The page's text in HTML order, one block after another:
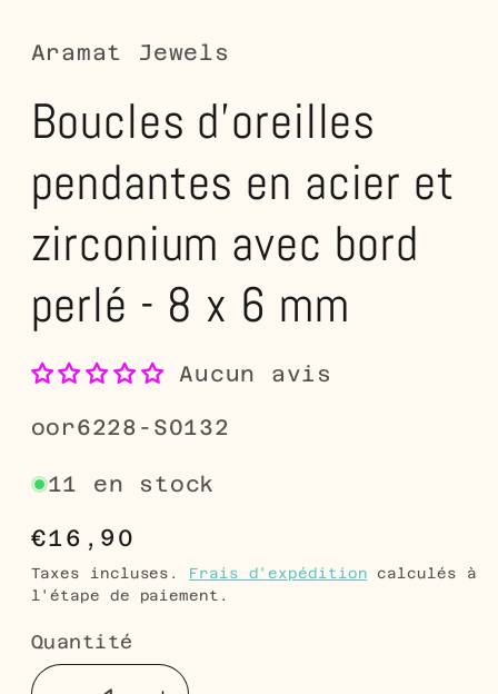
fenêtre
modale
Aramat Jewels
Boucles d'oreilles
pendantes en acier et
zirconium avec bord
perlé - 8 x 6 mm
Aucun avis
SKU:
oor6228-S0132
11 en stock
Prix
habituel
€16,90
Taxes incluses. Frais d'expédition calculés à
l'étape de paiement.
Quantité
Quantité